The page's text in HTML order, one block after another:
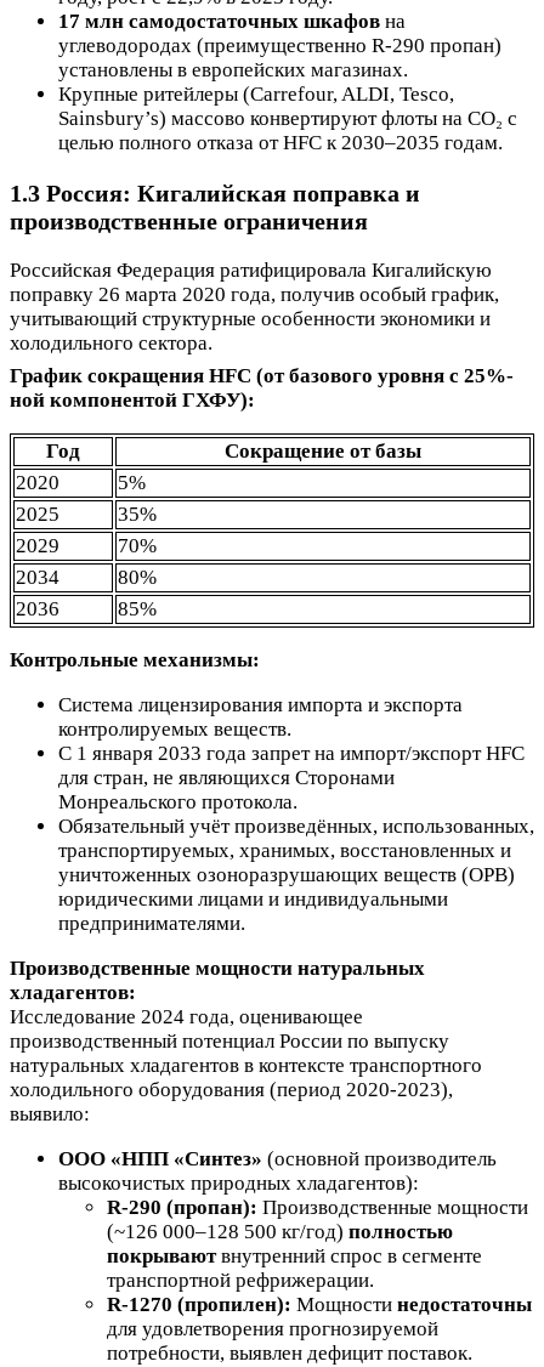
17 млн самодостаточных шкафов на
углеводородах (преимущественно R-290 пропан)
установлены в европейских магазинах.
Крупные ритейлеры (Carrefour, ALDI, Tesco,
Sainsbury’s) массово конвертируют флоты на CO₂ с
целью полного отказа от HFC к 2030–2035 годам.
1.3 Россия: Кигалийская поправка и
производственные ограничения
Российская Федерация ратифицировала Кигалийскую
поправку 26 марта 2020 года, получив особый график,
учитывающий структурные особенности экономики и
холодильного сектора.
График сокращения HFC (от базового уровня с 25%-
ной компонентой ГХФУ):
Год
Сокращение от базы
2020
5%
2025
35%
2029
70%
2034
80%
2036
85%
Контрольные механизмы:
Система лицензирования импорта и экспорта
контролируемых веществ.
С 1 января 2033 года запрет на импорт/экспорт HFC
для стран, не являющихся Сторонами
Монреальского протокола.
Обязательный учёт произведённых, использованных,
транспортируемых, хранимых, восстановленных и
уничтоженных озоноразрушающих веществ (ОРВ)
юридическими лицами и индивидуальными
предпринимателями.
Производственные мощности натуральных
хладагентов:
Исследование 2024 года, оценивающее
производственный потенциал России по выпуску
натуральных хладагентов в контексте транспортного
холодильного оборудования (период 2020-2023),
выявило:
ООО «НПП «Синтез» (основной производитель
высокочистых природных хладагентов):
R-290 (пропан): Производственные мощности
(~126 000–128 500 кг/год) полностью
покрываютвнутренний спрос в сегменте
транспортной рефрижерации.
R-1270 (пропилен): Мощности недостаточны
для удовлетворения прогнозируемой
потребности, выявлен дефицит поставок.